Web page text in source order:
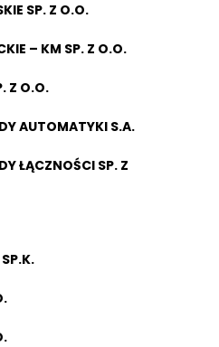
SP. Z O.O.
– KM SP. Z O.O.
Z O.O.
AUTOMATYKI S.A.
ŁĄCZNOŚCI SP. Z